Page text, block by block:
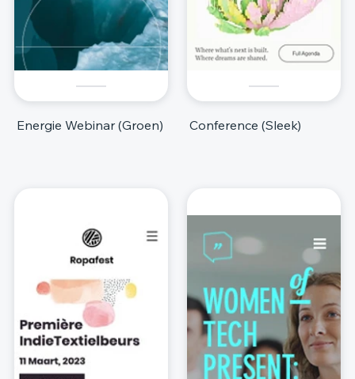
Energie Webinar (Groen) Conference (Sleek)